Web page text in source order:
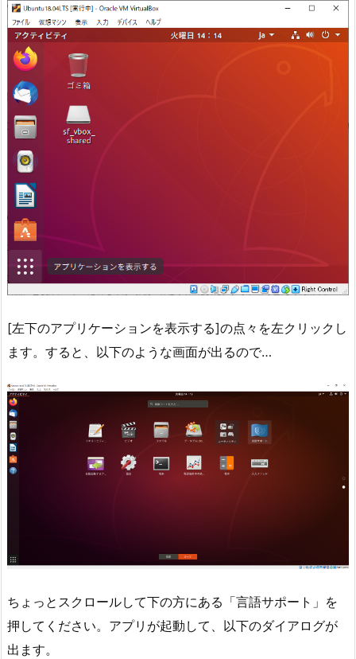
[左下のアプリケーションを表示する]の点々を左クリックし
ます。すると、以下のような画面が出るので…
ちょっとスクロールして下の方にある「言語サポート」を
押してください。アプリが起動して、以下のダイアログが
出ます。